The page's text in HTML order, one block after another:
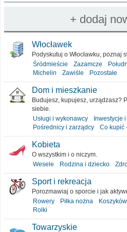
Włocławek
Podyskutuj o Włocławku, poznaj
Śródmieście
Zazamcze
Michelin
Zawiśle Pozostałe
Dom i mieszkanie
Budujesz, kupujesz, urządzasz?
siebie.
Usługi i wykonawcy
Inwestycje
Pośrednicy i zarządcy
Co kupić
Kobieta
O wszystkim i o niczym.
Wesele
Rodzina i dziecko
Sport i rekreacja
Porozmawiaj o sporcie i jak
Rowery
Piłka nożna
Rolki
Towarzyskie